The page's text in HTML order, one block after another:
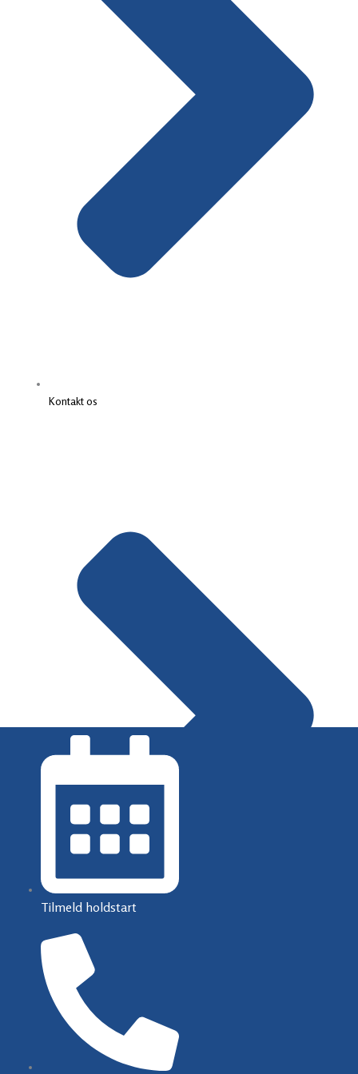
Kontakt os
Tilmeld holdstart
Tilmeld holdstart